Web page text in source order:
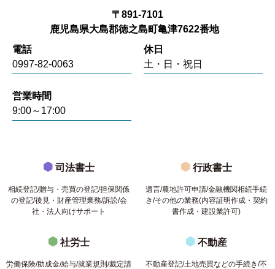
〒891-7101
鹿児島県大島郡徳之島町亀津7622番地
電話
0997-82-0063
休日
土・日・祝日
営業時間
9:00～17:00
司法書士
相続登記/贈与・売買の登記/担保関係
の登記/後見・財産管理業務/訴訟/会
社・法人向けサポート
行政書士
遺言/農地許可申請/金融機関相続手続
き/その他の業務(内容証明作成・契約
書作成・建設業許可)
社労士
労働保険/助成金/給与/就業規則/裁定請
不動産
不動産登記/土地売買などの手続き/不